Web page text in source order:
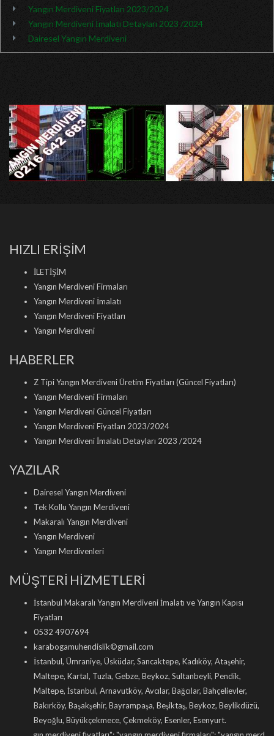
Yangın Merdiveni Fiyatları 2023/2024
Yangın Merdiveni İmalatı Detayları 2023 /2024
Dairesel Yangın Merdiveni
HIZLI ERİŞİM
İLETİŞİM
Yangın Merdiveni Firmaları
Yangın Merdiveni İmalatı
Yangın Merdiveni Fiyatları
Yangın Merdiveni
HABERLER
Z Tipi Yangın Merdiveni Üretim Fiyatları (Güncel Fiyatları)
Yangın Merdiveni Firmaları
Yangın Merdiveni Güncel Fiyatları
Yangın Merdiveni Fiyatları 2023/2024
Yangın Merdiveni İmalatı Detayları 2023 /2024
YAZILAR
Dairesel Yangın Merdiveni
Tek Kollu Yangın Merdiveni
Makaralı Yangın Merdiveni
Yangın Merdiveni
Yangın Merdivenleri
MÜŞTERİ HİZMETLERİ
İstanbul Makaralı Yangın Merdiveni İmalatı ve Yangın Kapısı
Fiyatları
0532 4907694
karabogamuhendislik©gmail.com
İstanbul, Ümraniye, Üsküdar, Sancaktepe, Kadıköy, Ataşehir,
Maltepe, Kartal, Tuzla, Gebze, Beykoz, Sultanbeyli, Pendik,
Maltepe, İstanbul, Arnavutköy, Avcılar, Bağcılar, Bahçelievler,
Bakırköy, Başakşehir, Bayrampaşa, Beşiktaş, Beykoz, Beylikdüzü,
Beyoğlu, Büyükçekmece, Çekmeköy, Esenler, Esenyurt.